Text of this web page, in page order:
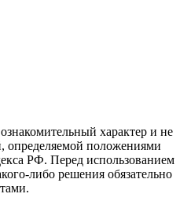
характер и не
определяемой положениями
РФ. Перед использованием
либо решения обязательно